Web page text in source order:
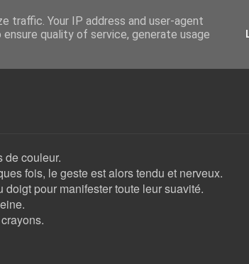
de couleur.
fois, le geste est alors tendu et nerveux.
pour manifester toute leur suavité.
traffic. Your IP address and user-agent
quality of service, generate usage